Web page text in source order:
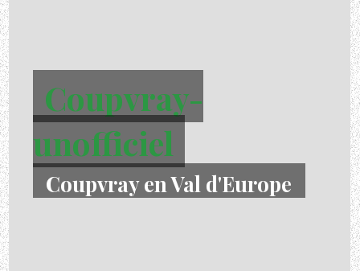
Coupvray-
unofficiel
Coupvray en Val d'Europe